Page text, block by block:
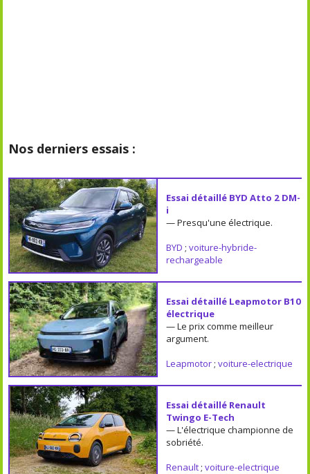
Nos derniers essais :
Essai détaillé BYD Atto 2 DM-
i
— Presqu'une électrique.
BYD ; voiture-hybride-
rechargeable
Essai détaillé Leapmotor B10
électrique
— Le prix comme meilleur
argument.
Leapmotor; voiture-electrique
Essai détaillé Renault
Twingo E-Tech
— L'électrique championne de
sobriété.
Renault; voiture-electrique